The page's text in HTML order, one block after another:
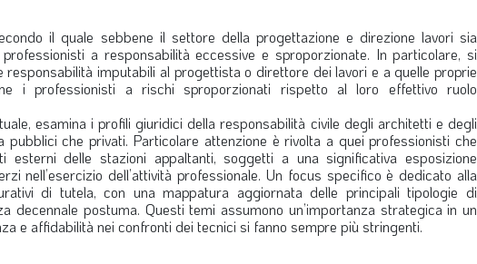
il quale sebbene il settore della progettazione e direzione lavori sia
a responsabilità eccessive e sproporzionate. In particolare, si
responsabilità imputabili al progettista o direttore dei lavori e a quelle proprie
i professionisti a rischi sproporzionati rispetto al loro effettivo ruolo
esamina i profili giuridici della responsabilità civile degli architetti e degli
pubblici che privati. Particolare attenzione è rivolta a quei professionisti che
delle stazioni appaltanti, soggetti a una significativa esposizione
nell’esercizio dell’attività professionale. Un focus specifico è dedicato alla
di tutela, con una mappatura aggiornata delle principali tipologie di
decennale postuma. Questi temi assumono un’importanza strategica in un
e affidabilità nei confronti dei tecnici si fanno sempre più stringenti.